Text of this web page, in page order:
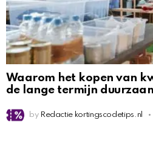
Waarom het kopen van
de lange termijn
by Redactie kortingscodetips.nl